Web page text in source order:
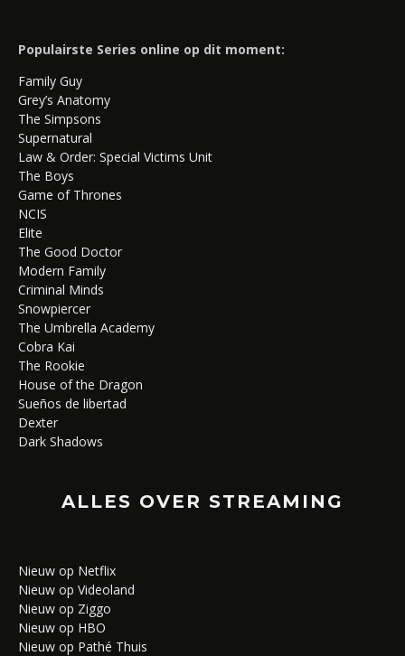
Populairste Series online op dit moment:
Family Guy
Grey’s Anatomy
The Simpsons
Supernatural
Law & Order: Special Victims Unit
The Boys
Game of Thrones
NCIS
Elite
The Good Doctor
Modern Family
Criminal Minds
Snowpiercer
The Umbrella Academy
Cobra Kai
The Rookie
House of the Dragon
Sueños de libertad
Dexter
Dark Shadows
ALLES OVER STREAMING
Nieuw op Netflix
Nieuw op Videoland
Nieuw op Ziggo
Nieuw op HBO
Nieuw op Pathé Thuis